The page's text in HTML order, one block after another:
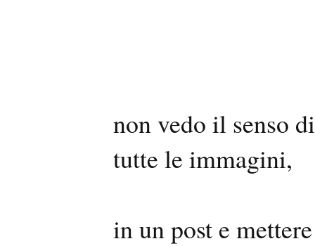
non vedo il senso
tutte le immagini,
in un post e